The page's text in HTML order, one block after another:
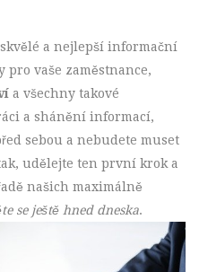
a nejlepší informační
pro vaše zaměstnance,
a všechny takové
a shánění informací,
sebou a nebudete muset
udělejte ten první krok a
našich maximálně
se ještě hned dneska.